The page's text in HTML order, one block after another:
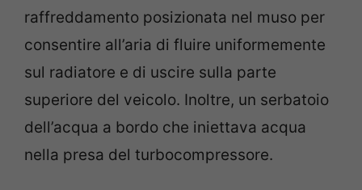
raffreddamento posizionata nel muso per
consentire all’aria di fluire uniformemente
sul radiatore e di uscire sulla parte
superiore del veicolo. Inoltre, un serbatoio
dell’acqua a bordo che iniettava acqua
nella presa del turbocompressore.